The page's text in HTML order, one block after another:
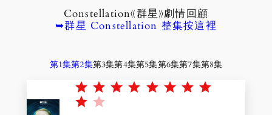
Constellation《群星》劇情回顧
➥群星 Constellation 整集按這裡
第1集第2集第3集第4集第5集第6集第7集第8集